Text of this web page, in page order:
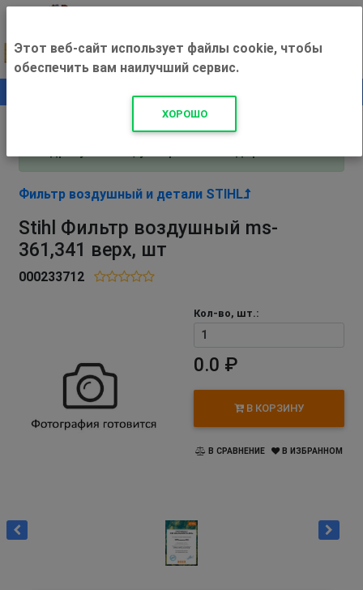
+500 ₽
Внимание! С 3 августа магазин работает по
Фильтр воздушный и детали STIHL
Stihl Фильтр воздушный ms-
361,341 верх, шт
000233712
Кол-во, шт.:
0.0 ₽
В КОРЗИНУ
В СРАВНЕНИЕ В ИЗБРАННОМ
Этот веб-сайт использует файлы cookie, чтобы
обеспечить вам наилучший сервис.
ХОРОШО